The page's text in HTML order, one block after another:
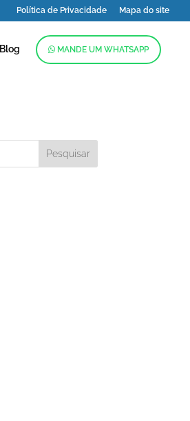
Política de Privacidade Mapa do site
Blog MANDE UM WHATSAPP